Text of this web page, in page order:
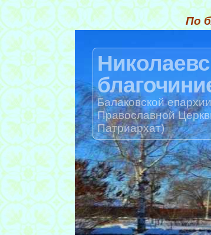
По
Балаковской
Православной
Патриархат)